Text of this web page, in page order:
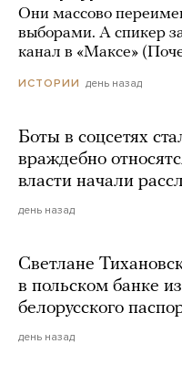
Они массово
выборами. А спикер
канал в «Максе»
ИСТОРИИ день назад
Боты в соцсетях
враждебно
власти начали
день назад
Светлане
в польском банке
белорусского
день назад